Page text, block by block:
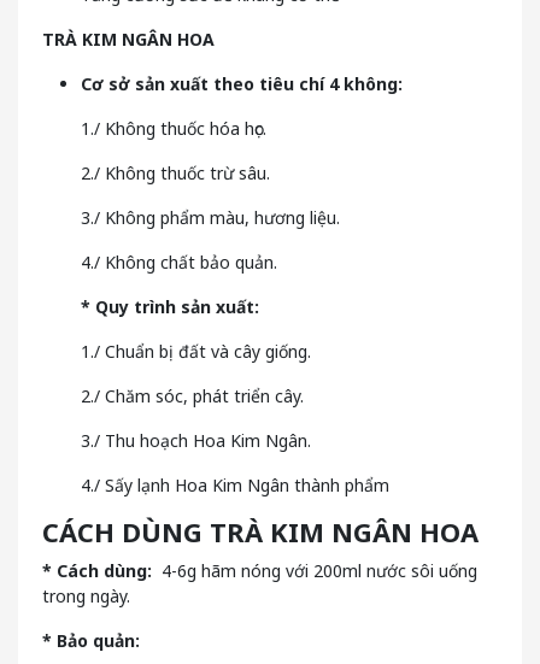
TRÀ KIM NGÂN HOA
Cơ sở sản xuất theo tiêu chí 4 không:
1./ Không thuốc hóa học.
2./ Không thuốc trừ sâu.
3./ Không phẩm màu, hương liệu.
4./ Không chất bảo quản.
* Quy trình sản xuất:
1./ Chuẩn bị đất và cây giống.
2./ Chăm sóc, phát triển cây.
3./ Thu hoạch Hoa Kim Ngân.
4./ Sấy lạnh Hoa Kim Ngân thành phẩm
CÁCH DÙNG TRÀ KIM NGÂN HOA
* Cách dùng: 4-6g hãm nóng với 200ml nước sôi uống
trong ngày.
* Bảo quản: